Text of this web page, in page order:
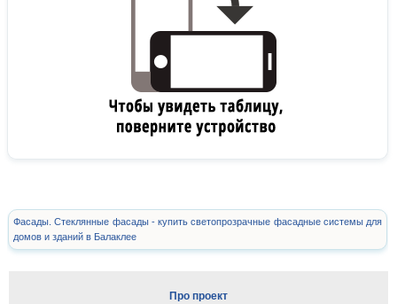
Фасады. Стеклянные фасады - купить светопрозрачные фасадные системы для
домов и зданий в Балаклее
Про проект